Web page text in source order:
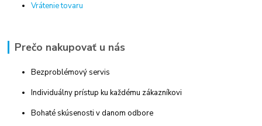
Vrátenie tovaru
Prečo nakupovať u nás
Bezproblémový servis
Individuálny prístup ku každému zákazníkovi
Bohaté skúsenosti v danom odbore